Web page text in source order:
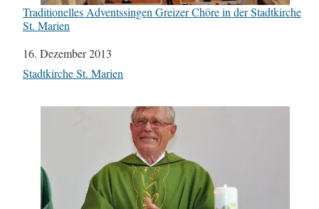
Traditionelles Adventssingen Greizer Chöre in der Stadtkirche
St. Marien
Datum
16. Dezember 2013
In Bezug auf
Stadtkirche St. Marien